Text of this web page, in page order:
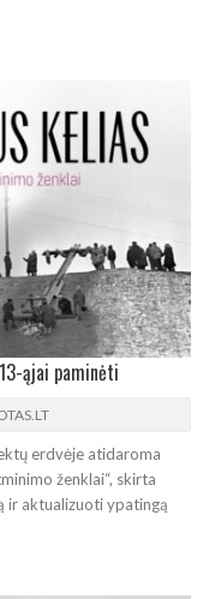
ąjai paminėti
erdvėje atidaroma
ženklai“, skirta
ir aktualizuoti ypatingą